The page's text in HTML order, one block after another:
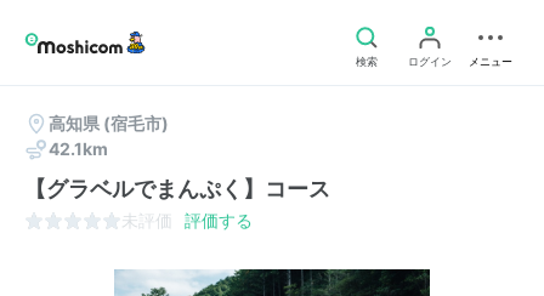
検索 ログイン メニュー
高知県 (宿毛市)
42.1km
【グラベルでまんぷく】コース
未評価 評価する